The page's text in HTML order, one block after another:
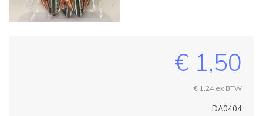
€ 1,50
€ 1,24ex BTW
DA0404